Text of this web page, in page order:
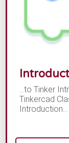
...to Tinker
Tinkercad
Introduction...